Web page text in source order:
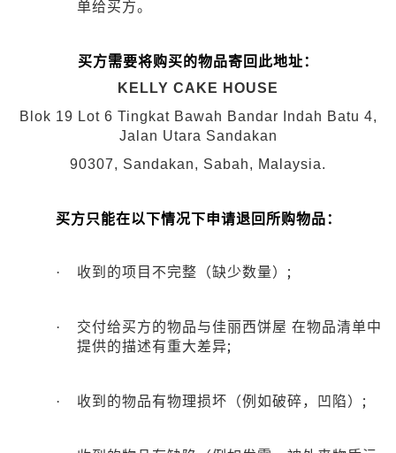
单给买方。
买方需要将购买的物品寄回此地址：
KELLY CAKE HOUSE
Blok 19 Lot 6 Tingkat Bawah Bandar Indah Batu 4,
Jalan Utara Sandakan
90307, Sandakan, Sabah, Malaysia.
买方只能在以下情况下申请退回所购物品：
· 收到的项目不完整（缺少数量） ;
· 交付给买方的物品与佳丽西饼屋 在物品清单中
提供的描述有重大差异;
· 收到的物品有物理损坏（例如破碎，凹陷） ;